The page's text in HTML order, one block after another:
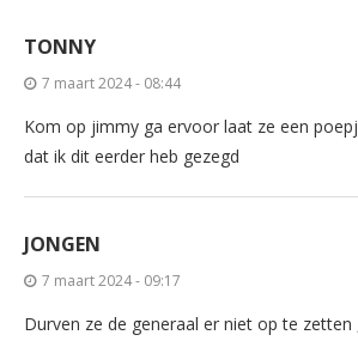
TONNY
7 maart 2024 - 08:44
Kom op jimmy ga ervoor laat ze een
dat ik dit eerder heb gezegd
JONGEN
7 maart 2024 - 09:17
Durven ze de generaal er niet op te